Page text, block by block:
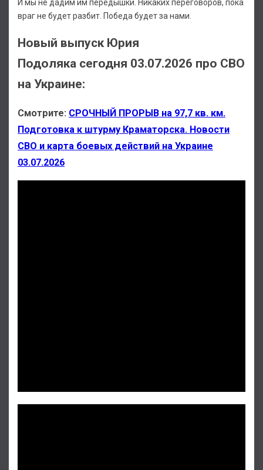
И мы не дадим им передышки. Никаких переговоров, пока
враг не будет разбит. Победа будет за нами.
Новый выпуск Юрия
Подоляка сегодня 03.07.2026 про СВО
на Украине:
Смотрите: СРОЧНЫЙ ПРОРЫВ на 97,7 кв. км.
Подготовка к штурму Краматорска. Новости
СВО и карта боевых действий на Украине
03.07.2026